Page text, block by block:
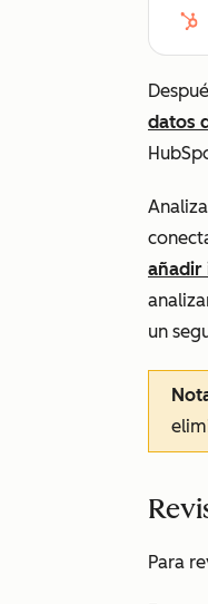
datos
añadir
un
Para